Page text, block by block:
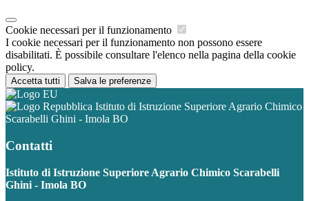
Cookie necessari per il funzionamento
I cookie necessari per il funzionamento non possono essere
disabilitati. È possibile consultare l'elenco nella pagina della cookie
policy.
Accetta tutti Salva le preferenze
Istituto di Istruzione Superiore Agrario Chimico
Scarabelli Ghini - Imola BO
Contatti
Istituto di Istruzione Superiore Agrario Chimico Scarabelli
Ghini - Imola BO